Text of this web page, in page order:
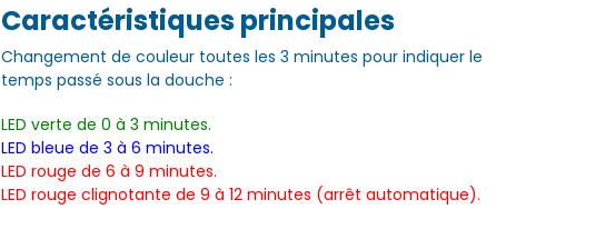
Caractéristiques principales
Changement de couleur toutes les 3 minutes pour indiquer le
temps passé sous la douche :
LED verte de 0 à 3 minutes.
LED bleue de 3 à 6 minutes.
LED rouge de 6 à 9 minutes.
LED rouge clignotante de 9 à 12 minutes (arrêt automatique).